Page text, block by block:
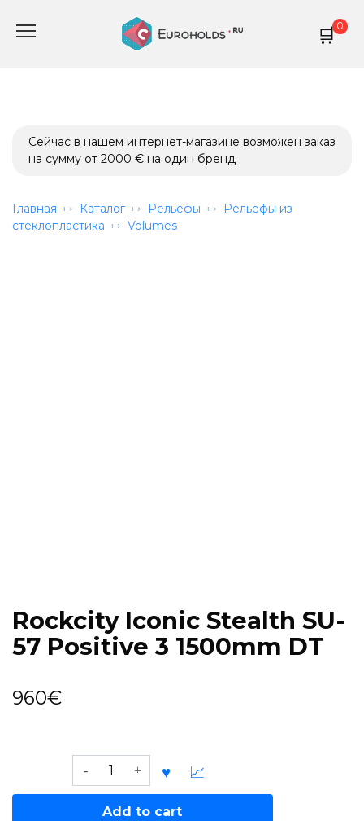
0
Сейчас в нашем интернет-магазине возможен заказ
на сумму от 2000 € на один бренд
Главная Каталог Рельефы
Рельефы из
стеклопластика
Volumes
Rockcity Iconic Stealth SU-
57 Positive 3 1500mm DT
960€
Rockcity
Iconic
Add to cart